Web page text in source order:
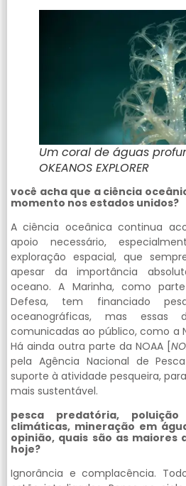
Um coral de águas
OKEANOS EXPLORER
você acha que a ciência
momento nos estados unidos?
A ciência oceânica continua
apoio necessário,
exploração espacial, que
apesar da importância
oceano. A Marinha, como
Defesa, tem financiado
oceanográficas, mas essas
comunicadas ao público, como a
Há ainda outra parte da NOAA [
pela Agência Nacional de
suporte à atividade pesqueira,
mais sustentável.
pesca predatória, poluição
climáticas, mineração em
opinião, quais são as maiores
hoje?
Ignorância e complacência.